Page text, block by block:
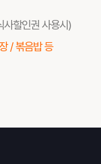
사할인권 사용시)
/ 볶음밥 등